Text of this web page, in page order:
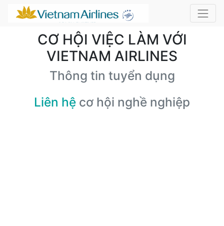
CƠ HỘI VIỆC LÀM VỚI
VIETNAM AIRLINES
Thông tin tuyển dụng
Liên hệ cơ hội nghề nghiệp